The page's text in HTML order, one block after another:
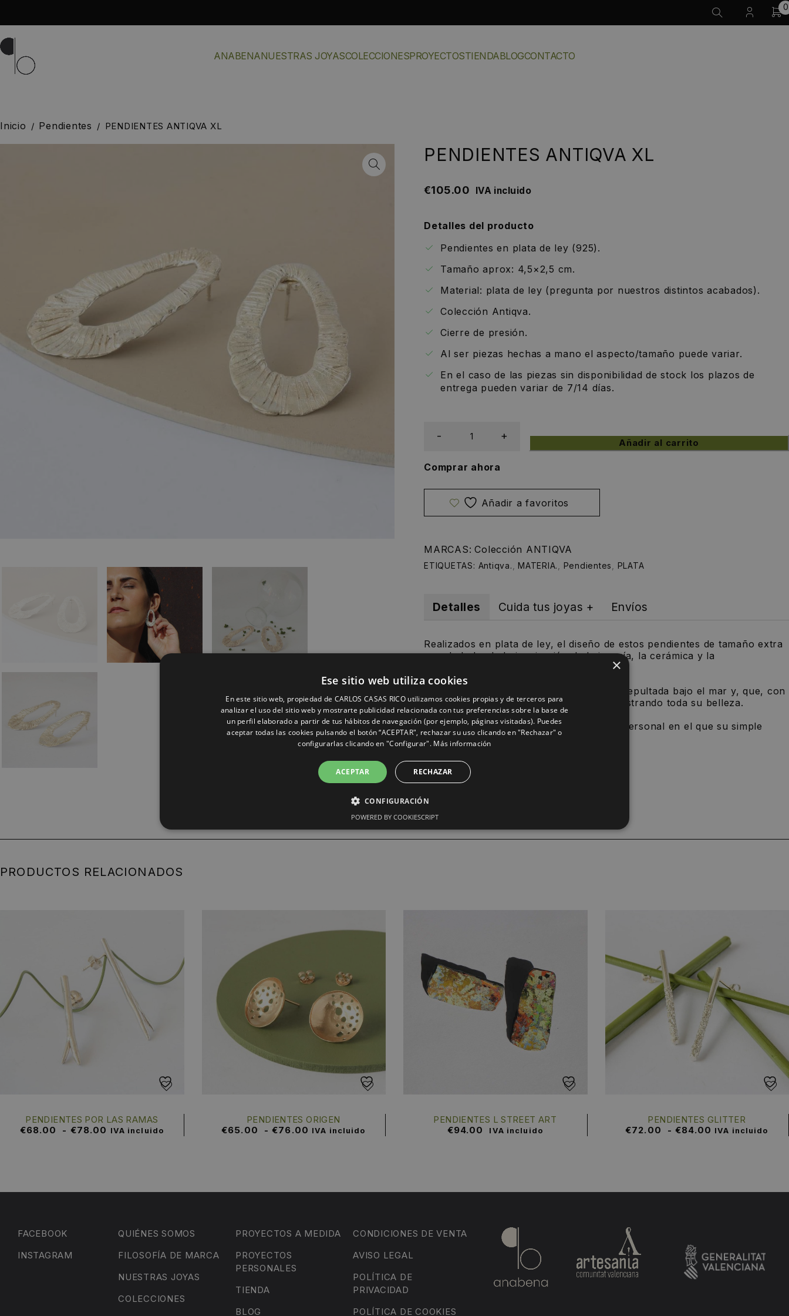
0
ANABENANUESTRAS JOYASCOLECCIONESPROYECTOSTIENDABLOGCONTACTO
Inicio / Pendientes / PENDIENTES ANTIQVA XL
PENDIENTES ANTIQVA XL
Detalles del producto
Pendientes en plata de ley (925).
Tamaño aprox: 4,5×2,5 cm.
Material: plata de ley (pregunta por nuestros distintos acabados).
Colección Antiqva.
Cierre de presión.
Al ser piezas hechas a mano el aspecto/tamaño puede variar.
En el caso de las piezas sin disponibilidad de stock los plazos de
entrega pueden variar de 7/14 días.
€105.00 IVA incluido
Añadir al carrito
Comprar ahora
MARCAS: Colección ANTIQVA
ETIQUETAS: Antiqva. MATERIA. Pendientes PLATA
Detalles Cuida tus joyas + Envíos
Realizados en plata de ley, el diseño de estos pendientes de tamaño extra
grande bebe de la inspiración de la joyería, la cerámica y la
Legado que, durante siglos, permaneció sepultada bajo el mar y, que, con
el paso de los años, ha salido a la luz mostrando toda su belleza.
Un diseño contemporáneo, atemporal y personal en el que su simple
textura tiene mucho que aportar.
PRODUCTOS RELACIONADOS
PENDIENTES POR LAS RAMAS
€68.00 - €78.00 IVA incluido
PENDIENTES ORIGEN
€65.00 - €76.00 IVA incluido
PENDIENTES L STREET ART
€94.00 IVA incluido
PENDIENTES GLITTER
€72.00 - €84.00 IVA incluido
FACEBOOK
INSTAGRAM
QUIÉNES SOMOS
FILOSOFÍA DE MARCA
NUESTRAS JOYAS
COLECCIONES
PROYECTOS A MEDIDA
PROYECTOS
PERSONALES
TIENDA
BLOG
CONDICIONES DE VENTA
AVISO LEGAL
POLÍTICA DE
PRIVACIDAD
POLÍTICA DE COOKIES
×
Ese sitio web utiliza cookies
En este sitio web, propiedad de CARLOS CASAS RICO utilizamos cookies propias y de terceros para
analizar el uso del sitio web y mostrarte publicidad relacionada con tus preferencias sobre la base de
un perfil elaborado a partir de tus hábitos de navegación (por ejemplo, páginas visitadas). Puedes
aceptar todas las cookies pulsando el botón “ACEPTAR", rechazar su uso clicando en "Rechazar" o
configurarlas clicando en "Configurar". Más información
ACEPTAR RECHAZAR
CONFIGURACIÓN
POWERED BY COOKIESCRIPT